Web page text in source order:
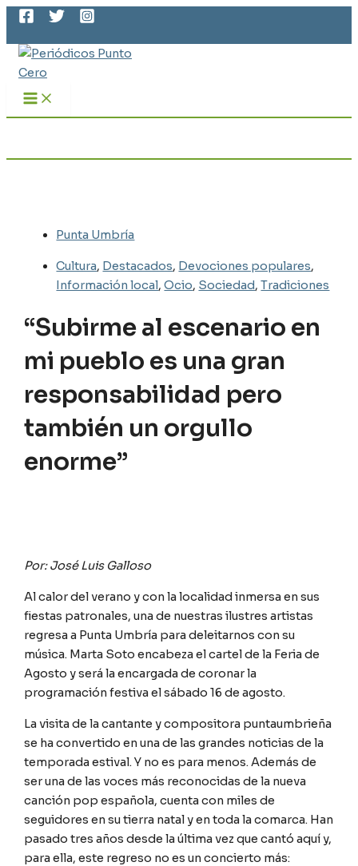
Ir
contenido
MAIN
MENU
Punta Umbría
Cultura, Destacados, Devociones populares,
Información local,Ocio, Sociedad,Tradiciones
“Subirme al escenario en
mi pueblo es una gran
responsabilidad pero
también un orgullo
enorme”
Por: José Luis Galloso
Al calor del verano y con la localidad inmersa en sus
fiestas patronales, una de nuestras ilustres artistas
regresa a Punta Umbría para deleitarnos con su
música. Marta Soto encabeza el cartel de la Feria de
Agosto y será la encargada de coronar la
programación festiva el sábado 16 de agosto.
La visita de la cantante y compositora puntaumbrieña
se ha convertido en una de las grandes noticias de la
temporada estival. Y no es para menos. Además de
ser una de las voces más reconocidas de la nueva
canción pop española, cuenta con miles de
seguidores en su tierra natal y en toda la comarca. Han
pasado tres años desde la última vez que cantó aquí y,
para ella, este regreso no es un concierto más: